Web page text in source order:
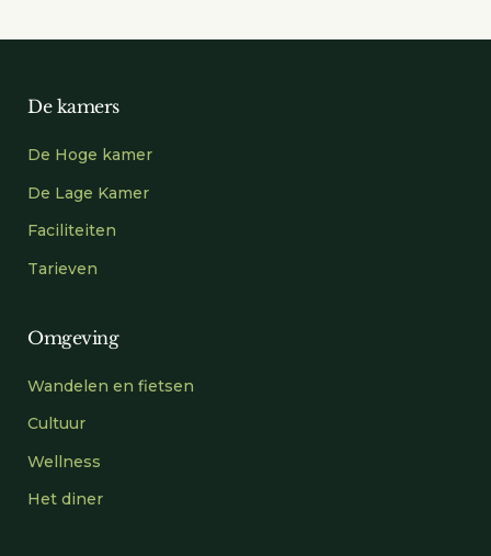
De kamers
De Hoge kamer
De Lage Kamer
Faciliteiten
Tarieven
Omgeving
Wandelen en fietsen
Cultuur
Wellness
Het diner